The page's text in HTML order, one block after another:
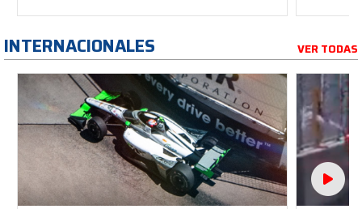
INTERNACIONALES VER TODAS